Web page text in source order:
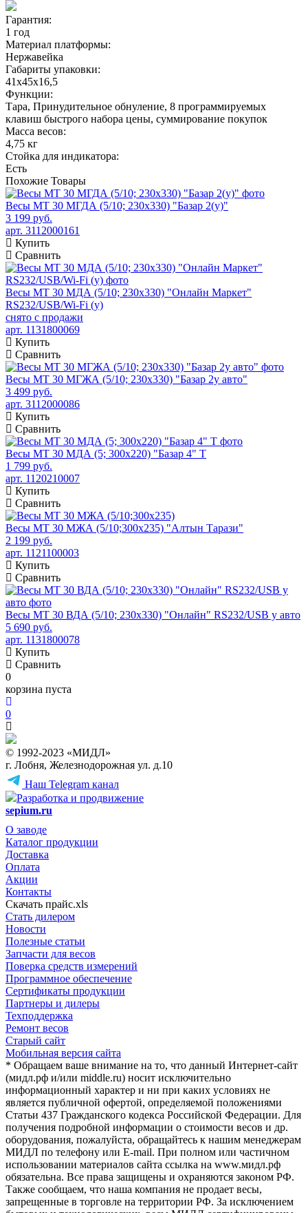
Гарантия:
1 год
Материал платформы:
Нержавейка
Габариты упаковки:
41х45х16,5
Функции:
Тара, Принудительное обнуление, 8 программируемых
клавиш быстрого набора цены, суммирование покупок
Масса весов:
4,75 кг
Стойка для индикатора:
Есть
Похожие Товары
Весы МТ 30 МГДА (5/10; 230х330) "Базар 2(у)"
3 199 руб.
арт. 3112000161
Купить
Сравнить
Весы МТ 30 МДА (5/10; 230х330) "Онлайн Маркет"
RS232/USB/Wi-Fi (у)
снято с продажи
арт. 1131800069
Купить
Сравнить
Весы МТ 30 МГЖА (5/10; 230х330) "Базар 2у авто"
3 499 руб.
арт. 3112000086
Купить
Сравнить
Весы МТ 30 МДА (5; 300х220) "Базар 4" Т
1 799 руб.
арт. 1120210007
Купить
Сравнить
Весы МТ 30 МЖА (5/10;300x235) "Алтын Тарази"
2 199 руб.
арт. 1121100003
Купить
Сравнить
Весы МТ 30 ВДА (5/10; 230х330) "Онлайн" RS232/USB у авто
5 690 руб.
арт. 1131800078
Купить
Сравнить
0
корзина пуста
0
© 1992-2023 «МИДЛ»
г. Лобня, Железнодорожная ул. д.10
Наш Telegram канал
Разработка и продвижение
sepium.ru
О заводе
Каталог продукции
Доставка
Оплата
Акции
Контакты
Скачать прайс.xls
Стать дилером
Новости
Полезные статьи
Запчасти для весов
Поверка средств измерений
Программное обеспечение
Сертификаты продукции
Партнеры и дилеры
Техподдержка
Ремонт весов
Старый сайт
Мобильная версия сайта
* Обращаем ваше внимание на то, что данный Интернет-сайт
(мидл.рф и/или middle.ru) носит исключительно
информационный характер и ни при каких условиях не
является публичной офертой, определяемой положениями
Статьи 437 Гражданского кодекса Российской Федерации. Для
получения подробной информации о стоимости весов и др.
оборудования, пожалуйста, обращайтесь к нашим менеджерам
МИДЛ по телефону или E-mail. При полном или частичном
использовании материалов сайта ссылка на www.мидл.рф
обязательна. Все права защищены и охраняются законом РФ.
Также сообщаем, что наша компания не продает весы,
запрещенные в торговле на территории РФ. За исключением